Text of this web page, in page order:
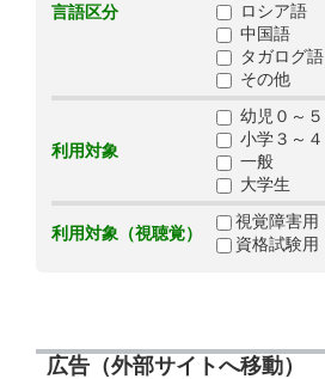
言語区分
ロシア語
中国語
タガログ語
その他
利用対象
幼児０～５
小学３～４
一般
大学生
利用対象（視聴覚）
視覚障害用
資格試験用
広告（外部サイトへ移動）